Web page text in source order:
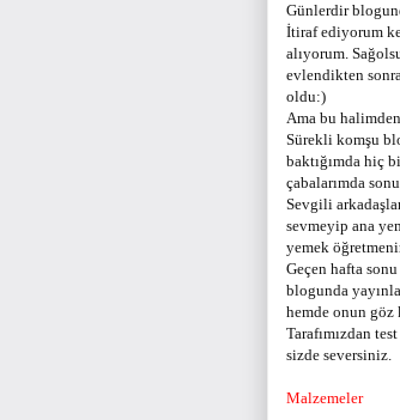
Günlerdir
İtiraf ediyorum
alıyorum.
evlendikten
oldu:)
Ama bu
Sürekli komşu
baktığımda hiç
çabalarımda
Sevgili
sevmeyip ana
yemek
Geçen hafta
blogunda
hemde onun göz
Tarafımızdan
sizde seversiniz.
Malzemeler